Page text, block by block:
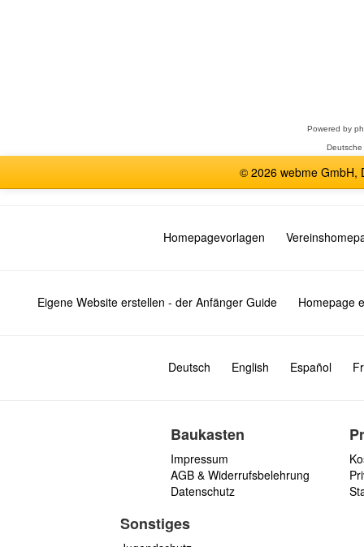
Powered by
© 2026 webme GmbH,
Homepagevorlagen
Eigene Website erstellen - der Anfänger Guide Homepage
Deutsch English Español
Baukasten
Impressum
AGB & Widerrufsbelehrung
Datenschutz
Sonstiges